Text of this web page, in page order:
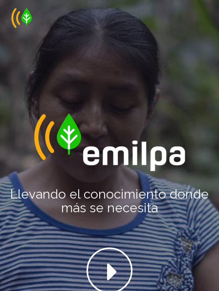
Llevando el conocimiento donde
más se necesita